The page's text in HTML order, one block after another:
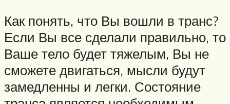
Как понять, что Вы вошли в транс?
Если Вы все сделали правильно, то
Ваше тело будет тяжелым, Вы не
сможете двигаться, мысли будут
замедленны и легки. Состояние